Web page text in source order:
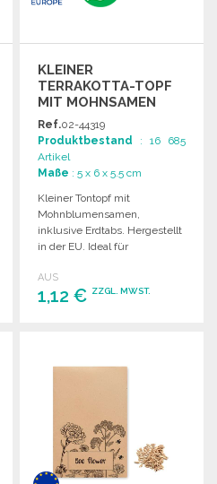
KLEINER
TERRAKOTTA-TOPF
MIT MOHNSAMEN
Ref.02-44319
Produktbestand : 16 685
Artikel
Maße : 5 x 6 x 5.5 cm
Kleiner Tontopf mit
Mohnblumensamen,
inklusive Erdtabs. Hergestellt
in der EU. Ideal für
Blumenfreunde.
AUS
1,12 € ZZGL. MWST.